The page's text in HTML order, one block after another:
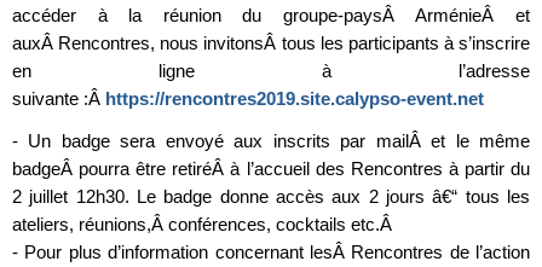
accéder à la réunion du groupe-paysÂ ArménieÂ et
auxÂ Rencontres, nous invitonsÂ tous les participants à s’inscrire
en ligne à l’adresse
suivante :Â https://rencontres2019.site.calypso-event.net
- Un badge sera envoyé aux inscrits par mailÂ et le même
badgeÂ pourra être retiréÂ à l’accueil des Rencontres à partir du
2 juillet 12h30. Le badge donne accès aux 2 jours â€“ tous les
ateliers, réunions,Â conférences, cocktails etc.Â
- Pour plus d’information concernant lesÂ Rencontres de l’action